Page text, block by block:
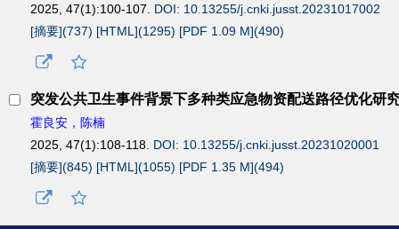
2025, 47(1):100-107. DOI: 10.13255/j.cnki.jusst.20231017002
[摘要](737) [HTML](1295) [PDF 1.09 M](490)
突发公共卫生事件背景下多种类应急物资配送路径优化研
霍良安，陈楠
2025, 47(1):108-118. DOI: 10.13255/j.cnki.jusst.20231020001
[摘要](845) [HTML](1055) [PDF 1.35 M](494)